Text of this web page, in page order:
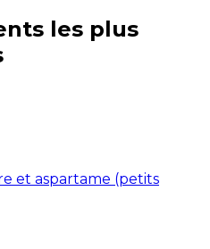
les plus
et aspartame (petits